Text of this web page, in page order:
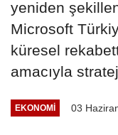
yeniden
Microsoft
küresel
amacıyla
EKONOMİ 03